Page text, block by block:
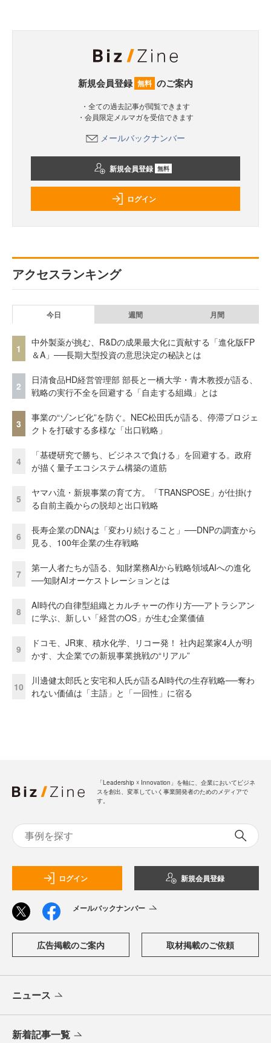
新規会員登録 無料 のご案内
・全ての過去記事が閲覧できます
・会員限定メルマガを受信できます
メールバックナンバー
新規会員登録 無料
ログイン
アクセスランキング
今日 週間 月間
1
中外製薬が挑む、R&Dの成果最大化に貢献する「進化版FP
＆A」──長期大型投資の意思決定の秘訣とは
2
日清食品HD経営管理部 部長と一橋大学・青木教授が語る、
戦略の実行不全を回避する「自走する組織」とは
3
事業の“ゾンビ化”を防ぐ。NEC松田氏が語る、停滞プロジェ
クトを打破する多様な「出口戦略」
4
「基礎研究で勝ち、ビジネスで負ける」を回避する。政府
が描く量子エコシステム構築の道筋
5
ヤマハ流・新規事業の育て方。「TRANSPOSE」が仕掛け
る自前主義からの脱却と出口戦略
6
長寿企業のDNAは「変わり続けること」──DNPの調査から
見る、100年企業の生存戦略
7
第一人者たちが語る、知財業務AIから戦略領域AIへの進化
──知財AIオーケストレーションとは
8
AI時代の自律型組織とカルチャーの作り方──アトラシアン
に学ぶ、新しい「経営のOS」が生む企業価値
9
ドコモ、JR東、積水化学、リコー発！ 社内起業家4人が明
かす、大企業での新規事業挑戦の“リアル”
10
川邊健太郎氏と安宅和人氏が語るAI時代の生存戦略──奪わ
れない価値は「主語」と「一回性」に宿る
「Leadership ☓ Innovation」を軸に、企業においてビジネ
スを創出、変革していく事業開発者のためのメディアで
す。
ログイン 新規会員登録
メールバックナンバー
広告掲載のご案内 取材掲載のご依頼
ニュース
新着記事一覧